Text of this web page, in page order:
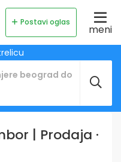
Postavi oglas
meni
| Prodaja ·